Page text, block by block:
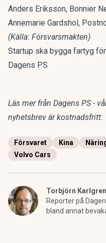
Anders Eriksson, Bonnier
Annemarie Gardshol,
(Källa: Försvarsmakten)
Startup ska bygga fartyg
Dagens PS
Läs mer från Dagens PS -
nyhetsbrev är kostnadsfritt:
Försvaret Kina
Volvo Cars
Torbjörn Karlgren
Reporter på
bland annat